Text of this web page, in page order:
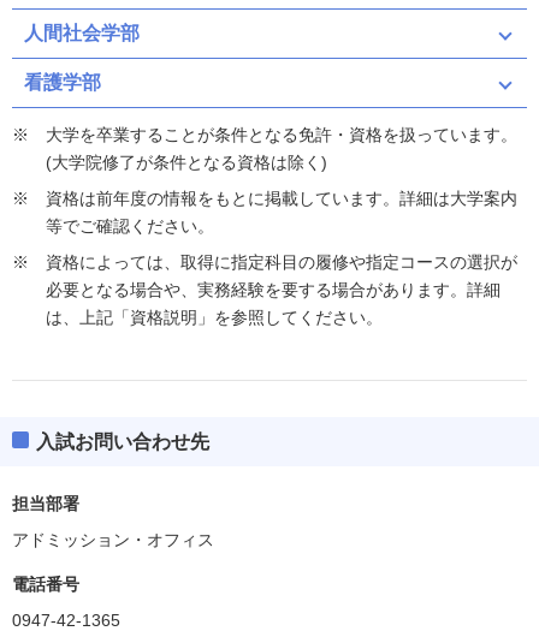
人間社会学部
看護学部
大学を卒業することが条件となる免許・資格を扱っています。
(大学院修了が条件となる資格は除く)
資格は前年度の情報をもとに掲載しています。詳細は大学案内
等でご確認ください。
資格によっては、取得に指定科目の履修や指定コースの選択が
必要となる場合や、実務経験を要する場合があります。詳細
は、上記「資格説明」を参照してください。
入試お問い合わせ先
担当部署
アドミッション・オフィス
電話番号
0947-42-1365